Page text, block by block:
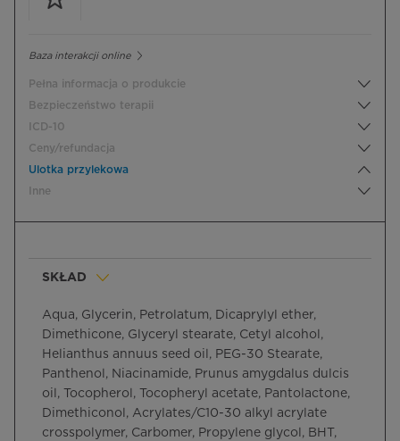
Baza interakcji online
Pełna informacja o produkcie
Bezpieczeństwo terapii
ICD-10
Ceny/refundacja
Ulotka przylekowa
Inne
SKŁAD
Aqua, Glycerin, Petrolatum, Dicaprylyl ether,
Dimethicone, Glyceryl stearate, Cetyl alcohol,
Helianthus annuus seed oil, PEG-30 Stearate,
Panthenol, Niacinamide, Prunus amygdalus dulcis
oil, Tocopherol, Tocopheryl acetate, Pantolactone,
Dimethiconol, Acrylates/C10-30 alkyl acrylate
crosspolymer, Carbomer, Propylene glycol, BHT,